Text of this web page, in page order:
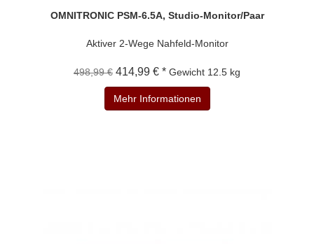
OMNITRONIC PSM-6.5A, Studio-Monitor/Paar
Aktiver 2-Wege Nahfeld-Monitor
498,99 € 414,99 € * Gewicht 12.5 kg
Mehr Informationen